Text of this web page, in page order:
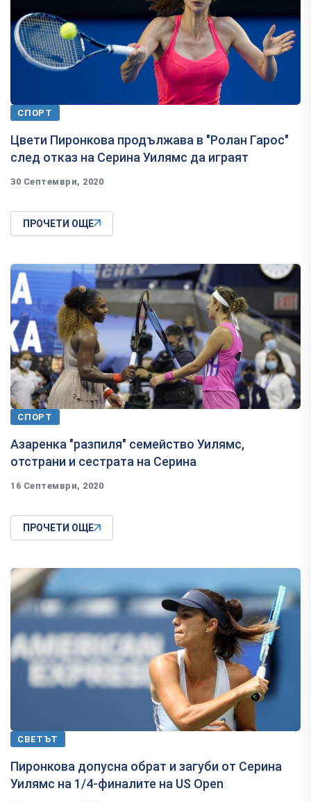
СПОРТ
Цвети Пиронкова продължава в "Ролан Гарос"
след отказ на Серина Уилямс да играят
30 Септември, 2020
ПРОЧЕТИ ОЩЕ
СПОРТ
Азаренка "разпиля" семейство Уилямс,
отстрани и сестрата на Серина
16 Септември, 2020
ПРОЧЕТИ ОЩЕ
СВЕТЪТ
Пиронкова допусна обрат и загуби от Серина
Уилямс на 1/4-финалите на US Open